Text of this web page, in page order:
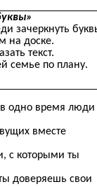
зачеркнуть
на доске.
текст.
семье по плану.
время люди
вместе
которыми ты
свои